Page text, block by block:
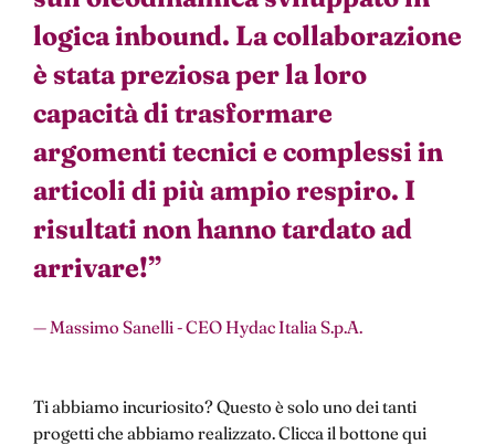
logica inbound. La collaborazione
è stata preziosa per la loro
capacità di trasformare
argomenti tecnici e complessi in
articoli di più ampio respiro. I
risultati non hanno tardato ad
arrivare!”
— Massimo Sanelli - CEO Hydac Italia S.p.A.
Ti abbiamo incuriosito? Questo è solo uno dei tanti
progetti che abbiamo realizzato. Clicca il bottone qui